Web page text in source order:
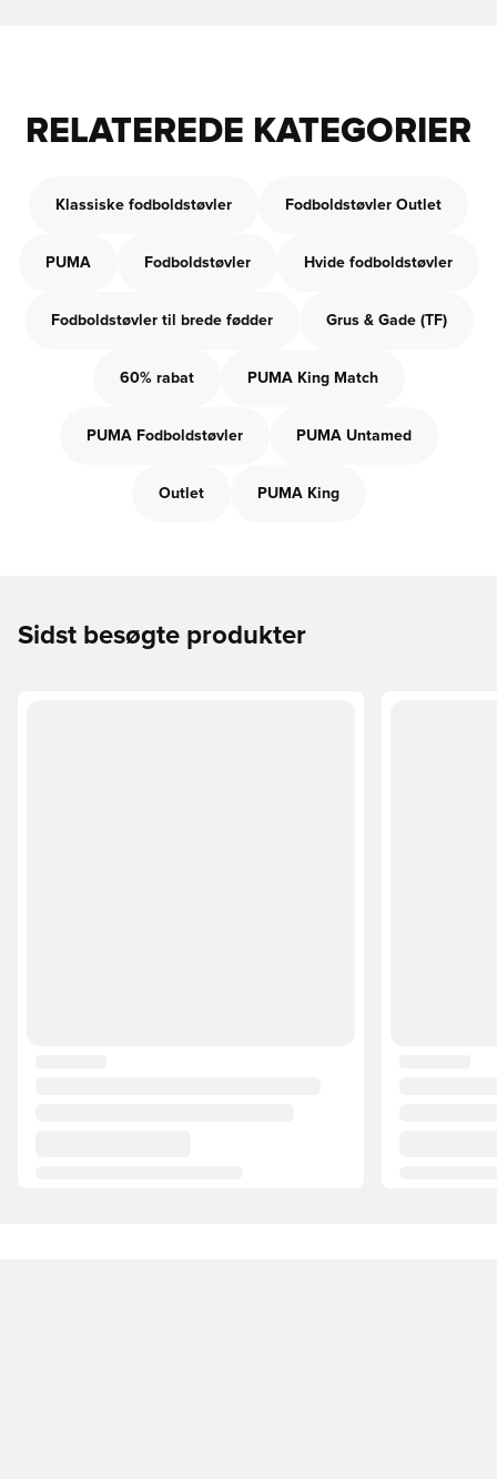
RELATEREDE KATEGORIER
Klassiske fodboldstøvler Fodboldstøvler Outlet
PUMA Fodboldstøvler Hvide fodboldstøvler
Fodboldstøvler til brede fødder Grus & Gade (TF)
60% rabat PUMA King Match
PUMA Fodboldstøvler PUMA Untamed
Outlet PUMA King
Sidst besøgte produkter